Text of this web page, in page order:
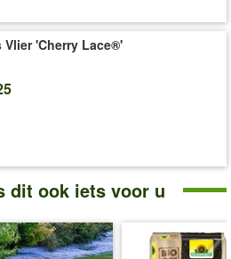
Vlier 'Cherry Lace®'
dit ook iets voor u